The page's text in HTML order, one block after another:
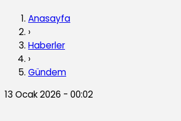
Anasayfa
›
Haberler
›
Gündem
13 Ocak 2026 - 00:02